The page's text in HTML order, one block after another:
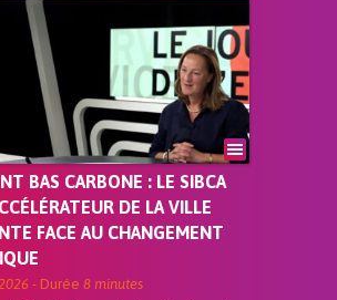
BAS CARBONE : LE SIBCA
DE LA VILLE
FACE AU CHANGEMENT
- Durée 8 minutes